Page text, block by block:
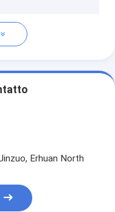
Erhuan North